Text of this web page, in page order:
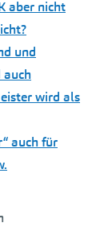
aber nicht
und
auch
wird als
auch für